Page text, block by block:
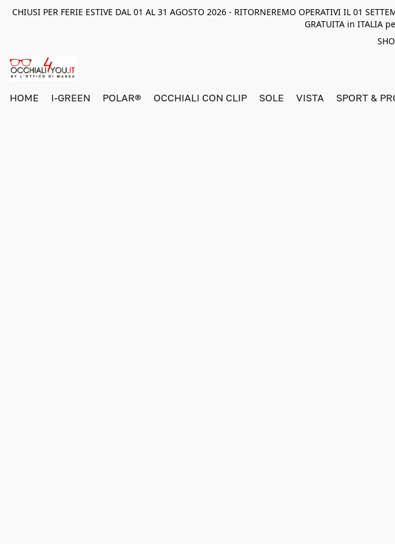
CHIUSI PER FERIE ESTIVE DAL 01 AL 31 AGOSTO 2026 - RITORNEREMO OPERATIVI IL 01
GRATUITA in ITALIA
HOME I-GREEN POLAR® OCCHIALI CON CLIP SOLE VISTA SPORT &